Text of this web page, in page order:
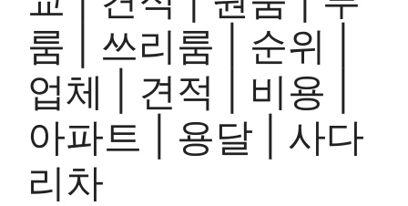
룸 | 쓰리룸 | 순위 |
업체 | 견적 | 비용 |
아파트 | 용달 | 사다
리차